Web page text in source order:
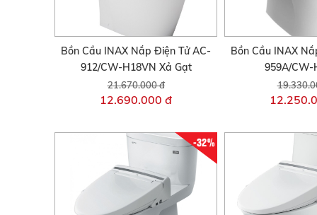
Bồn Cầu INAX Nắp Điện Tử AC-
912/CW-H18VN Xả Gạt
21.670.000 đ
12.690.000 đ
Bồn Cầu INAX
959A/CW-
-32%